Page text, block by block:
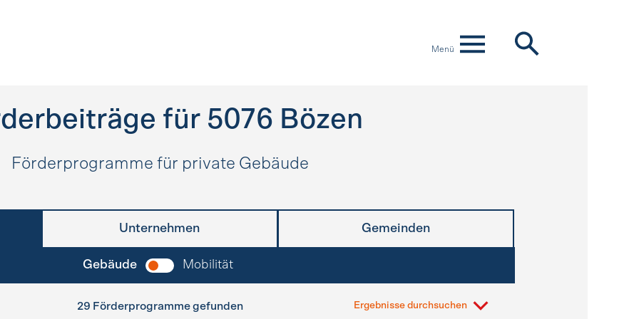
Menü
für 5076 Bözen
Förderprogramme für private Gebäude
Unternehmen Gemeinden
Gebäude Mobilität
29 Förderprogramme gefunden Ergebnisse durchsuchen